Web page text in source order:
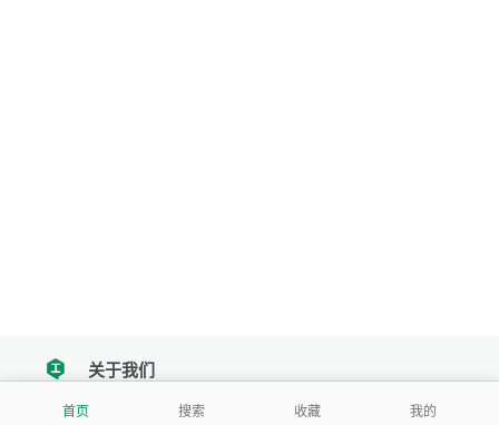
首页 搜索 收藏 我的
tencent关于我们
我们努力把每一个工具做成批量处理的产品